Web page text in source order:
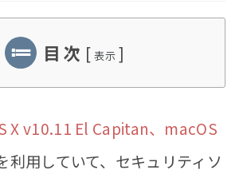
ゴ
ー: 目 次 [ 表示 ]
X v10.11 El Capitan、macOS
利用していて、セキュリティソ